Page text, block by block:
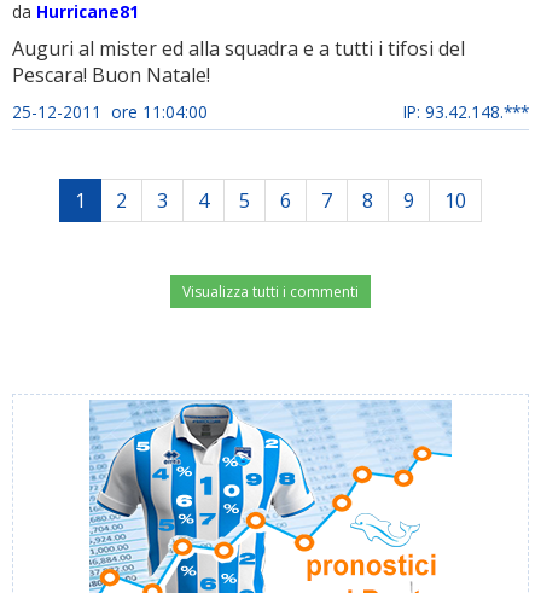
da Hurricane81
Auguri al mister ed alla squadra e a tutti i tifosi del
Pescara! Buon Natale!
25-12-2011 ore 11:04:00 IP: 93.42.148.***
1 2 3 4 5 6 7 8 9 10
Visualizza tutti i commenti